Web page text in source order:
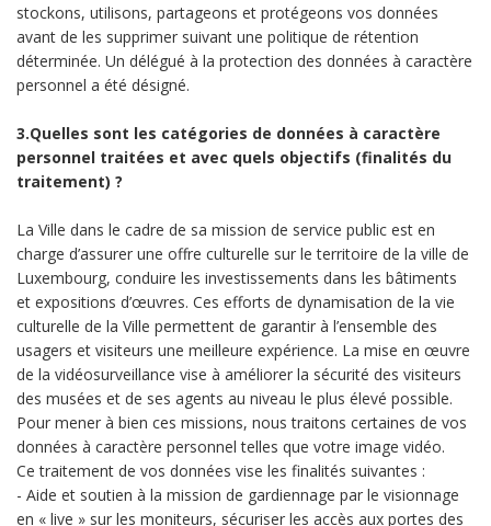
stockons, utilisons, partageons et protégeons vos données
avant de les supprimer suivant une politique de rétention
déterminée. Un délégué à la protection des données à caractère
personnel a été désigné.
3.Quelles sont les catégories de données à caractère
personnel traitées et avec quels objectifs (finalités du
traitement) ?
La Ville dans le cadre de sa mission de service public est en
charge d’assurer une offre culturelle sur le territoire de la ville de
Luxembourg, conduire les investissements dans les bâtiments
et expositions d’œuvres. Ces efforts de dynamisation de la vie
culturelle de la Ville permettent de garantir à l’ensemble des
usagers et visiteurs une meilleure expérience. La mise en œuvre
de la vidéosurveillance vise à améliorer la sécurité des visiteurs
des musées et de ses agents au niveau le plus élevé possible.
Pour mener à bien ces missions, nous traitons certaines de vos
données à caractère personnel telles que votre image vidéo.
Ce traitement de vos données vise les finalités suivantes :
- Aide et soutien à la mission de gardiennage par le visionnage
en « live » sur les moniteurs, sécuriser les accès aux portes des